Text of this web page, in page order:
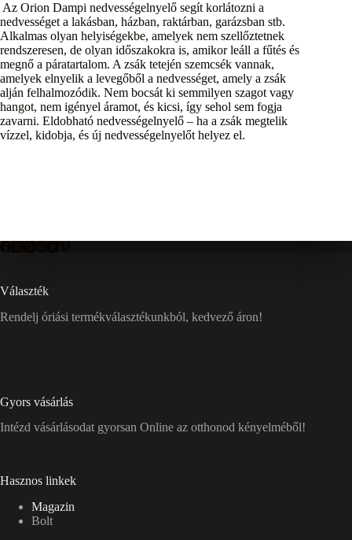
Az Orion Dampi nedvességelnyelő segít korlátozni a
nedvességet a lakásban, házban, raktárban, garázsban stb.
Alkalmas olyan helyiségekbe, amelyek nem szellőztetnek
rendszeresen, de olyan időszakokra is, amikor leáll a fűtés és
megnő a páratartalom. A zsák tetején szemcsék vannak,
amelyek elnyelik a levegőből a nedvességet, amely a zsák
alján felhalmozódik. Nem bocsát ki semmilyen szagot vagy
hangot, nem igényel áramot, és kicsi, így sehol sem fogja
zavarni. Eldobható nedvességelnyelő – ha a zsák megtelik
vízzel, kidobja, és új nedvességelnyelőt helyez el.
Választék
Rendelj óriási termékválasztékunkból, kedvező áron!
Gyors vásárlás
Intézd vásárlásodat gyorsan Online az otthonod kényelméből!
Hasznos linkek
Magazin
Bolt